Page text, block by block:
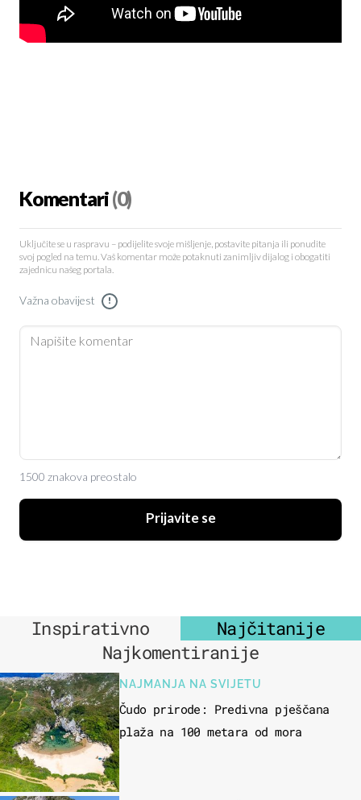
Komentari(0)
Uključite se u raspravu – podijelite svoje mišljenje, postavite pitanja ili ponudite
svoj pogled na temu. Vaš komentar može potaknuti zanimljiv dijalog i obogatiti
zajednicu našeg portala.
Važna obavijest !
1500 znakova preostalo
Prijavite se
Inspirativno
Najčitanije
Najkomentiranije
NAJMANJA NA SVIJETU
Čudo prirode: Predivna pješčana
plaža na 100 metara od mora